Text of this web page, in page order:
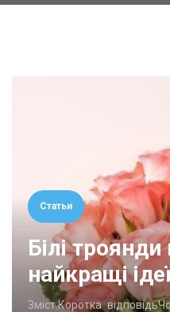
Статьи
Білі
найкращі
Зміст:Коротка